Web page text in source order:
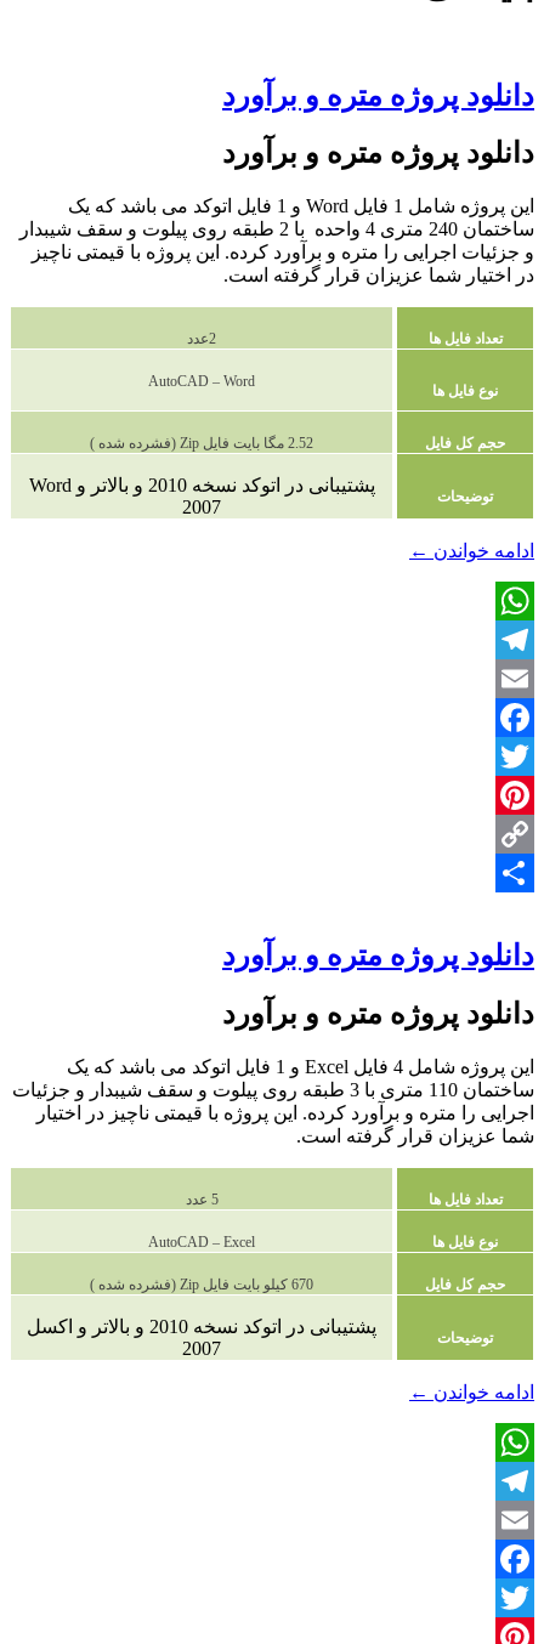
دانلود پروژه متره و برآورد
دانلود پروژه متره و برآورد
این پروژه شامل 1 فایل Word و 1 فایل اتوکد می باشد که یک
ساختمان 240 متری 4 واحده با 2 طبقه روی پیلوت و سقف شیبدار
و جزئیات اجرایی را متره و برآورد کرده. این پروژه با قیمتی ناچیز
در اختیار شما عزیزان قرار گرفته است.
تعداد فایل ها 2عدد
نوع فایل ها
AutoCAD – Word
حجم کل فایل 2.52 مگا بایت فایل Zip (فشرده شده )
توضیحات
پشتیبانی در اتوکد نسخه 2010 و بالاتر و Word
2007
ادامه خواندن دانلود
←
WhatsApp
Telegram
Email
Facebook
Twitter
Pinterest
Copy
دانلود پروژه متره و برآورد
دانلود پروژه متره و برآورد
این پروژه شامل 4 فایل Excel و 1 فایل اتوکد می باشد که یک
ساختمان 110 متری با 3 طبقه روی پیلوت و سقف شیبدار و جزئیات
اجرایی را متره و برآورد کرده. این پروژه با قیمتی ناچیز در اختیار
شما عزیزان قرار گرفته است.
تعداد فایل ها 5 عدد
نوع فایل ها AutoCAD – Excel
حجم کل فایل 670 کیلو بایت فایل Zip (فشرده شده )
توضیحات
پشتیبانی در اتوکد نسخه 2010 و بالاتر و اکسل
2007
ادامه خواندن دانلود
←
WhatsApp
Telegram
Email
Facebook
Twitter